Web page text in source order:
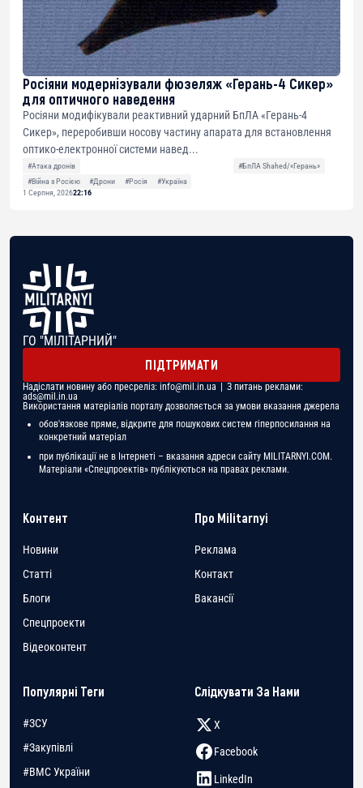
Росіяни модернізували фюзеляж «Герань-4 Сикер»
для оптичного наведення
Росіяни модифікували реактивний ударний БпЛА «Герань-4
Сикер», переробивши носову частину апарата для встановлення
оптико-електронної системи навед...
#Атака дронів
#БпЛА Shahed/«Герань»
#Війна з Росією
#Дрони #Росія
#Україна
1 Серпня, 202622:16
ГО "МІЛІТАРНИЙ"
ПІДТРИМАТИ
Надіслати новину або пресреліз: info@mil.in.ua | З питань реклами:
ads@mil.in.ua
Використання матеріалів порталу дозволяється за умови вказання джерела
обов'язкове пряме, відкрите для пошукових систем гіперпосилання на
конкретний матеріал
при публікації не в Інтернеті – вказання адреси сайту MILITARNYI.COM.
Матеріали «Спецпроектів» публікуються на правах реклами.
Контент
Новини
Статті
Блоги
Спецпроекти
Відеоконтент
Про Militarnyi
Реклама
Контакт
Вакансії
Популярні Теги
#ЗСУ
#Закупівлі
#ВМС України
Слідкувати За Нами
X
Facebook
LinkedIn